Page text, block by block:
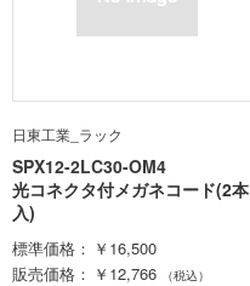
日東工業_ラック
SPX12-2LC30-OM4
光コネクタ付メガネコード(2本
入)
標準価格
￥16,500
販売価格
￥12,766 （税込）